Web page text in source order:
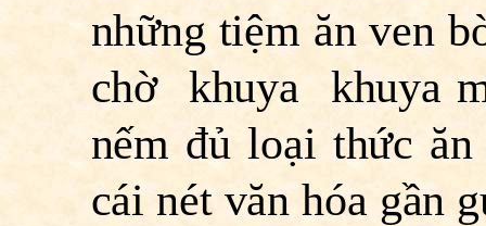
những tiệm ăn ven
chờ khuya khuya
nếm đủ loại thức
cái nét văn hóa gần